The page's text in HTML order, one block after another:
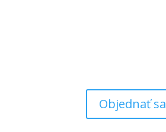
Objednať sa